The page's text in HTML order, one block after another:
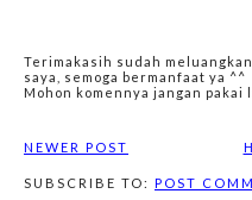
Terimakasih sudah
saya, semoga bermanfaat ya ^^
Mohon komennya jangan pakai
NEWER POST
SUBSCRIBE TO: POST